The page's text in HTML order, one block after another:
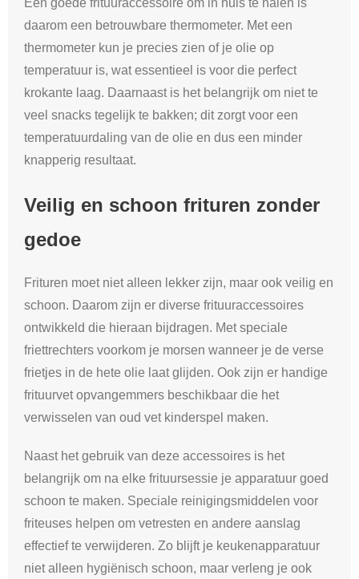
Een goede frituuraccessoire om in huis te halen is
daarom een betrouwbare thermometer. Met een
thermometer kun je precies zien of je olie op
temperatuur is, wat essentieel is voor die perfect
krokante laag. Daarnaast is het belangrijk om niet te
veel snacks tegelijk te bakken; dit zorgt voor een
temperatuurdaling van de olie en dus een minder
knapperig resultaat.
Veilig en schoon frituren zonder
gedoe
Frituren moet niet alleen lekker zijn, maar ook veilig en
schoon. Daarom zijn er diverse frituuraccessoires
ontwikkeld die hieraan bijdragen. Met speciale
friettrechters voorkom je morsen wanneer je de verse
frietjes in de hete olie laat glijden. Ook zijn er handige
frituurvet opvangemmers beschikbaar die het
verwisselen van oud vet kinderspel maken.
Naast het gebruik van deze accessoires is het
belangrijk om na elke frituursessie je apparatuur goed
schoon te maken. Speciale reinigingsmiddelen voor
friteuses helpen om vetresten en andere aanslag
effectief te verwijderen. Zo blijft je keukenapparatuur
niet alleen hygiënisch schoon, maar verleng je ook